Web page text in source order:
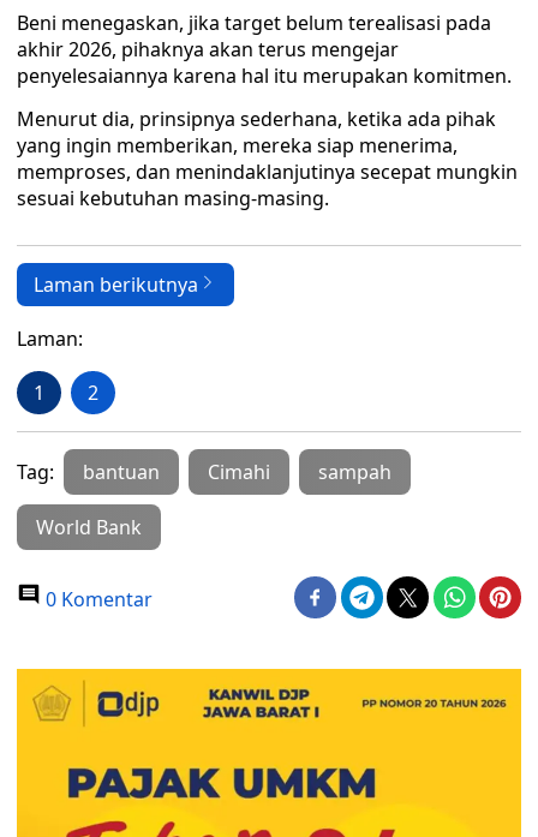
Beni menegaskan, jika target belum terealisasi pada
akhir 2026, pihaknya akan terus mengejar
penyelesaiannya karena hal itu merupakan komitmen.
Menurut dia, prinsipnya sederhana, ketika ada pihak
yang ingin memberikan, mereka siap menerima,
memproses, dan menindaklanjutinya secepat mungkin
sesuai kebutuhan masing-masing.
Laman berikutnya
Laman:
1 2
Tag: bantuan Cimahi sampah
World Bank
0 Komentar